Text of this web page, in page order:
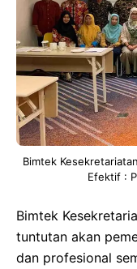
Bimtek
Efektif :
Bimtek
tuntutan akan
dan profesional